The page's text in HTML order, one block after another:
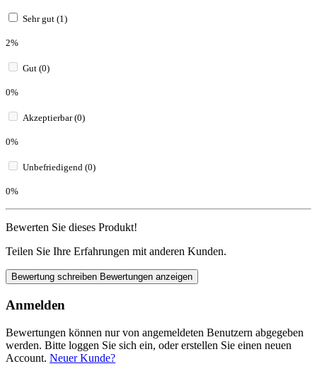
Sehr gut (1)
2%
Gut (0)
0%
Akzeptierbar (0)
0%
Unbefriedigend (0)
0%
Bewerten Sie dieses Produkt!
Teilen Sie Ihre Erfahrungen mit anderen Kunden.
Bewertung schreiben Bewertungen anzeigen
Anmelden
Bewertungen können nur von angemeldeten Benutzern abgegeben
werden. Bitte loggen Sie sich ein, oder erstellen Sie einen neuen
Account. Neuer Kunde?